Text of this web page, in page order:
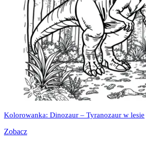
Kolorowanka: Dinozaur – Tyranozaur w lesie
Zobacz